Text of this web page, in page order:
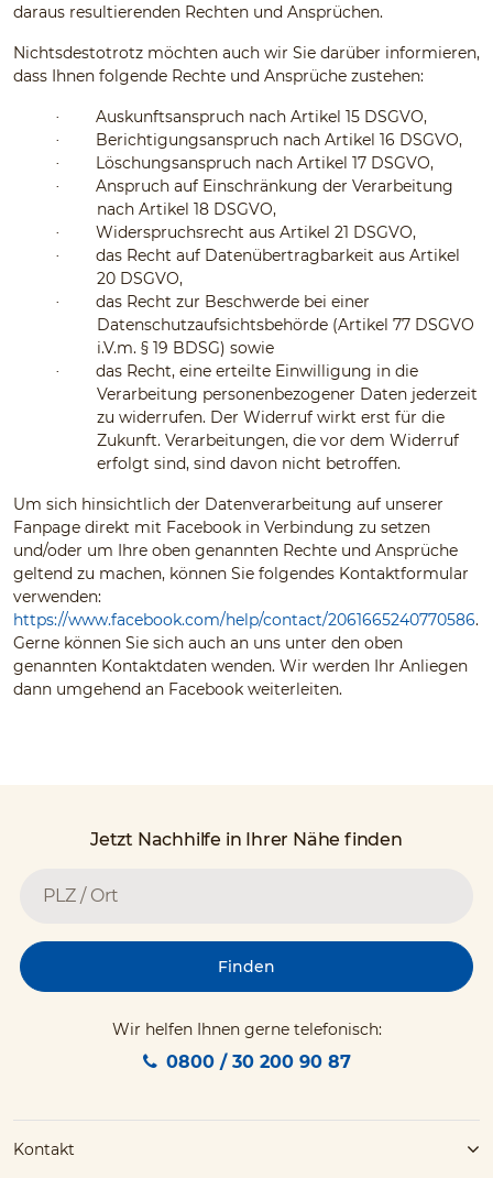
daraus resultierenden Rechten und Ansprüchen.
Nichtsdestotrotz möchten auch wir Sie darüber informieren,
dass Ihnen folgende Rechte und Ansprüche zustehen:
· Auskunftsanspruch nach Artikel 15 DSGVO,
· Berichtigungsanspruch nach Artikel 16 DSGVO,
· Löschungsanspruch nach Artikel 17 DSGVO,
·
Anspruch auf Einschränkung der Verarbeitung
nach Artikel 18 DSGVO,
· Widerspruchsrecht aus Artikel 21 DSGVO,
·
das Recht auf Datenübertragbarkeit aus Artikel
20 DSGVO,
·
das Recht zur Beschwerde bei einer
Datenschutzaufsichtsbehörde (Artikel 77 DSGVO
i.V.m. § 19 BDSG) sowie
·
das Recht, eine erteilte Einwilligung in die
Verarbeitung personenbezogener Daten jederzeit
zu widerrufen. Der Widerruf wirkt erst für die
Zukunft. Verarbeitungen, die vor dem Widerruf
erfolgt sind, sind davon nicht betroffen.
Um sich hinsichtlich der Datenverarbeitung auf unserer
Fanpage direkt mit Facebook in Verbindung zu setzen
und/oder um Ihre oben genannten Rechte und Ansprüche
geltend zu machen, können Sie folgendes Kontaktformular
verwenden:
https://www.facebook.com/help/contact/2061665240770586.
Gerne können Sie sich auch an uns unter den oben
genannten Kontaktdaten wenden. Wir werden Ihr Anliegen
dann umgehend an Facebook weiterleiten.
Jetzt Nachhilfe in Ihrer Nähe finden
Finden
Wir helfen Ihnen gerne telefonisch:
0800 / 30 200 90 87
Kontakt